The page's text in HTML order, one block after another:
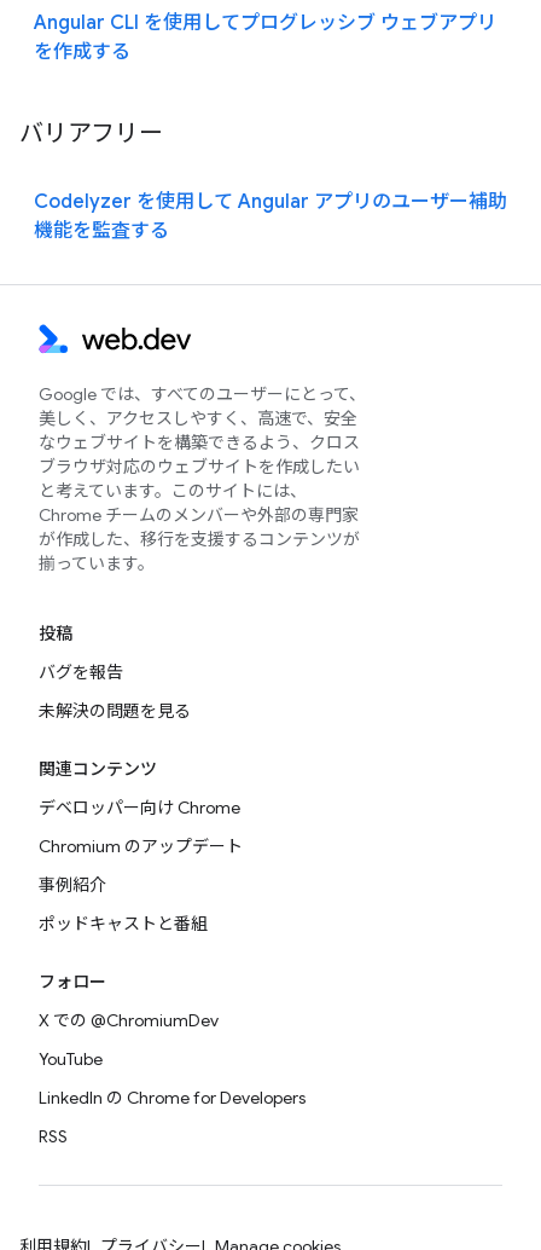
Angular CLI を使用してプログレッシブ ウェブアプリ
を作成する
バリアフリー
Codelyzer を使用して Angular アプリのユーザー補助
機能を監査する
Google では、すべてのユーザーにとって、
美しく、アクセスしやすく、高速で、安全
なウェブサイトを構築できるよう、クロス
ブラウザ対応のウェブサイトを作成したい
と考えています。このサイトには、
Chrome チームのメンバーや外部の専門家
が作成した、移行を支援するコンテンツが
揃っています。
投稿
バグを報告
未解決の問題を見る
関連コンテンツ
デベロッパー向け Chrome
Chromium のアップデート
事例紹介
ポッドキャストと番組
フォロー
X での @ChromiumDev
YouTube
LinkedIn の Chrome for Developers
RSS